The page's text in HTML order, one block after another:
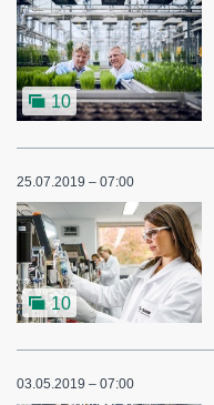
10
25.07.2019 – 07:00
10
03.05.2019 – 07:00